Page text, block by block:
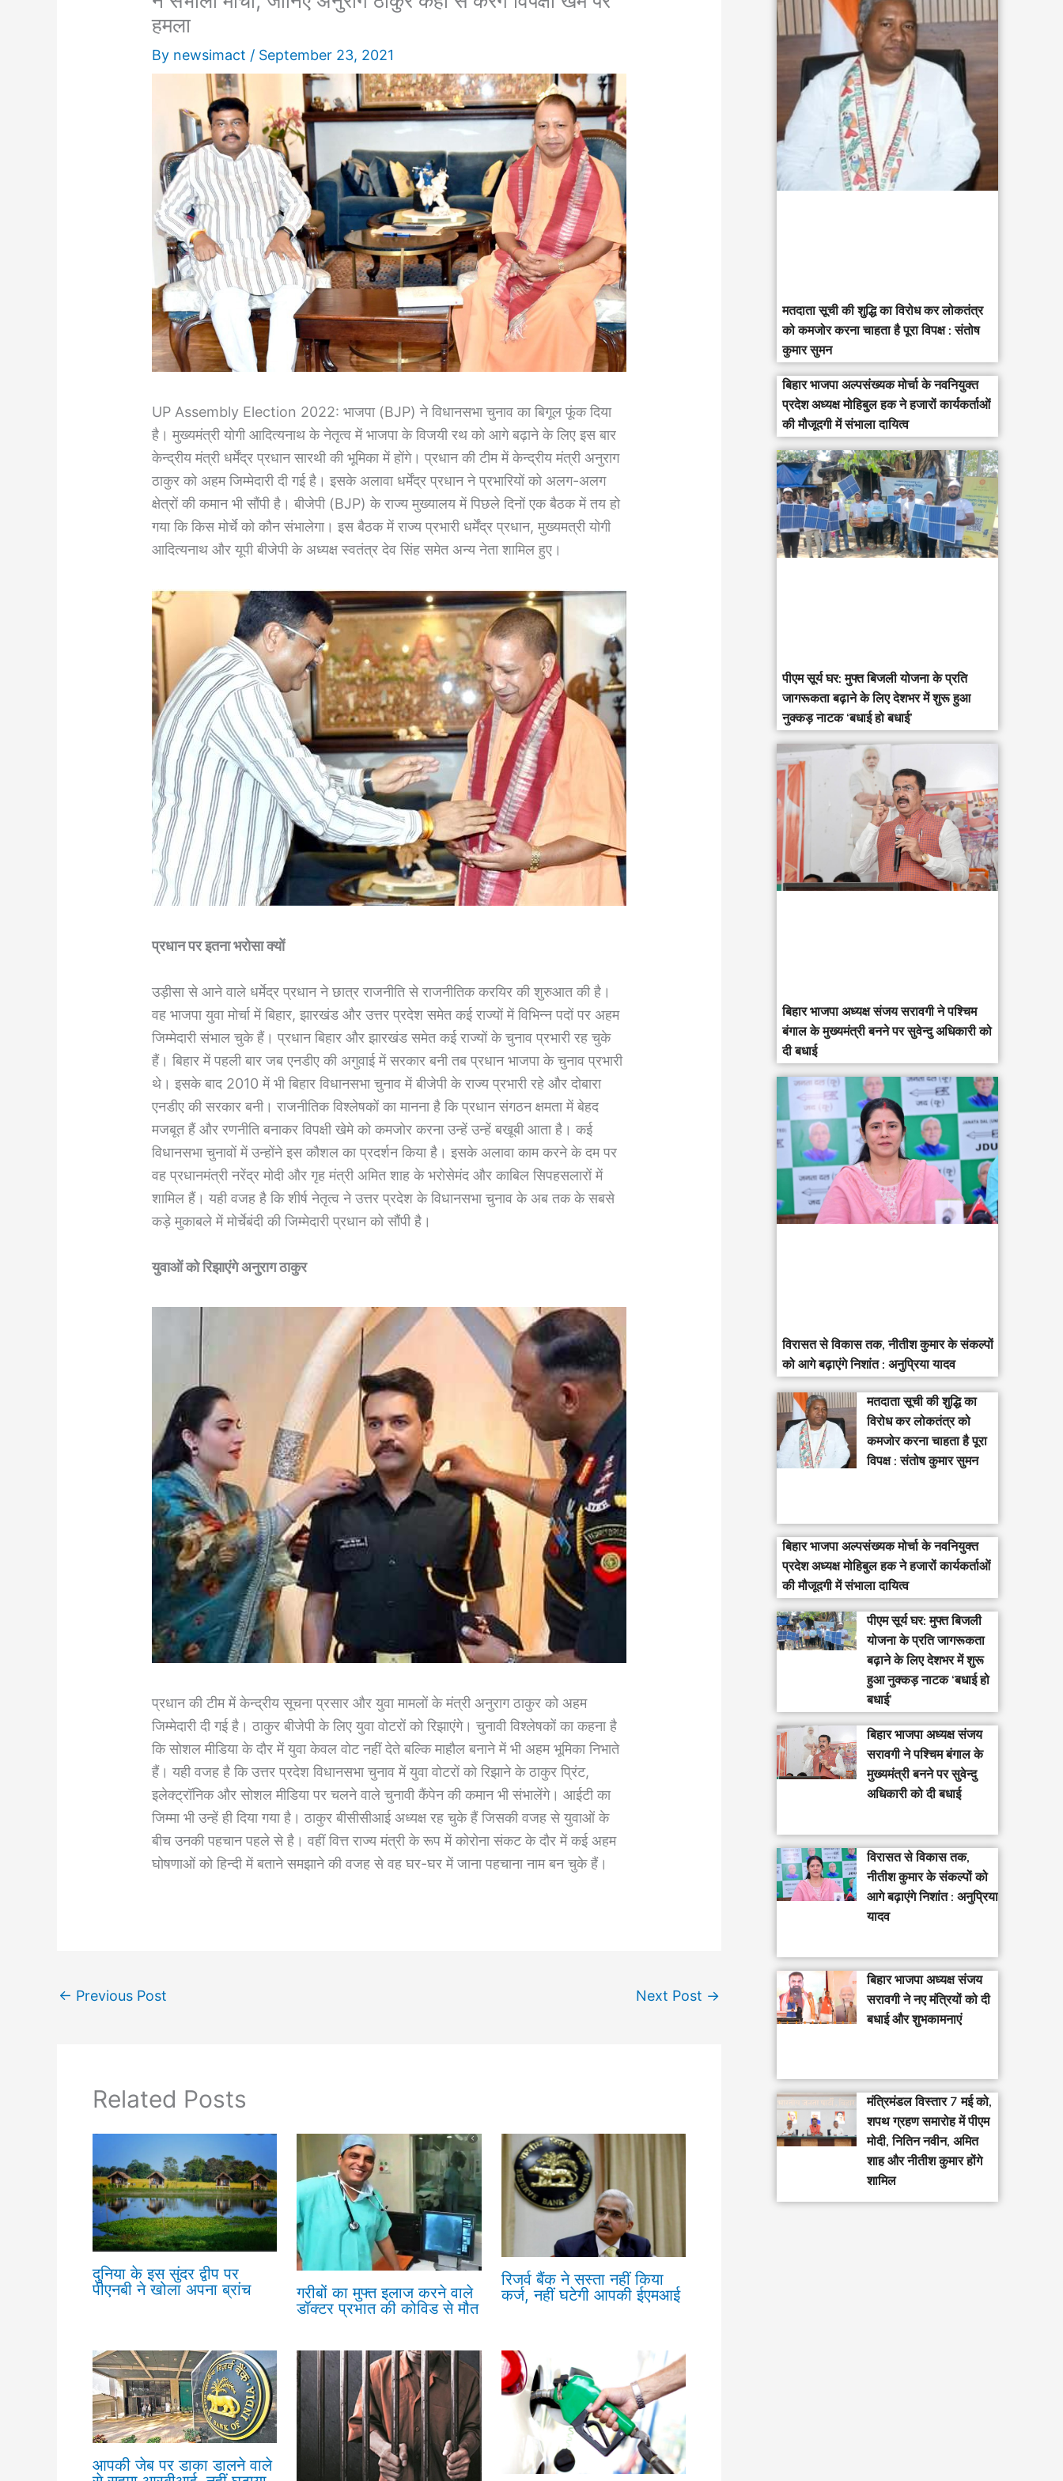
हमला
By newsimact / September 23, 2021
UP Assembly Election 2022: भाजपा (BJP) ने विधानसभा चुनाव का बिगूल फूंक दिया
है। मुख्यमंत्री योगी आदित्यनाथ के नेतृत्व में भाजपा के विजयी रथ को आगे बढ़ाने के लिए इस बार
केन्द्रीय मंत्री धर्मेंद्र प्रधान सारथी की भूमिका में होंगे। प्रधान की टीम में केन्द्रीय मंत्री अनुराग
ठाकुर को अहम जिम्मेदारी दी गई है। इसके अलावा धर्मेंद्र प्रधान ने प्रभारियों को अलग-अलग
क्षेत्रों की कमान भी सौंपी है। बीजेपी (BJP) के राज्य मुख्यालय में पिछले दिनों एक बैठक में तय हो
गया कि किस मोर्चे को कौन संभालेगा। इस बैठक में राज्य प्रभारी धर्मेंद्र प्रधान, मुख्यमत्री योगी
आदित्यनाथ और यूपी बीजेपी के अध्यक्ष स्वतंत्र देव सिंह समेत अन्य नेता शामिल हुए।
प्रधान पर इतना भरोसा क्यों
उड़ीसा से आने वाले धर्मेद्र प्रधान ने छात्र राजनीति से राजनीतिक करयिर की शुरुआत की है।
वह भाजपा युवा मोर्चा में बिहार, झारखंड और उत्तर प्रदेश समेत कई राज्यों में विभिन्न पदों पर अहम
जिम्मेदारी संभाल चुके हैं। प्रधान बिहार और झारखंड समेत कई राज्यों के चुनाव प्रभारी रह चुके
हैं। बिहार में पहली बार जब एनडीए की अगुवाई में सरकार बनी तब प्रधान भाजपा के चुनाव प्रभारी
थे। इसके बाद 2010 में भी बिहार विधानसभा चुनाव में बीजेपी के राज्य प्रभारी रहे और दोबारा
एनडीए की सरकार बनी। राजनीतिक विश्लेषकों का मानना है कि प्रधान संगठन क्षमता में बेहद
मजबूत हैं और रणनीति बनाकर विपक्षी खेमे को कमजोर करना उन्हें उन्हें बखूबी आता है। कई
विधानसभा चुनावों में उन्होंने इस कौशल का प्रदर्शन किया है। इसके अलावा काम करने के दम पर
वह प्रधानमंत्री नरेंद्र मोदी और गृह मंत्री अमित शाह के भरोसेमंद और काबिल सिपहसलारों में
शामिल हैं। यही वजह है कि शीर्ष नेतृत्व ने उत्तर प्रदेश के विधानसभा चुनाव के अब तक के सबसे
कड़े मुकाबले में मोर्चेबंदी की जिम्मेदारी प्रधान को सौंपी है।
युवाओं को रिझाएंगे अनुराग ठाकुर
प्रधान की टीम में केन्द्रीय सूचना प्रसार और युवा मामलों के मंत्री अनुराग ठाकुर को अहम
जिम्मेदारी दी गई है। ठाकुर बीजेपी के लिए युवा वोटरों को रिझाएंगे। चुनावी विश्लेषकों का कहना है
कि सोशल मीडिया के दौर में युवा केवल वोट नहीं देते बल्कि माहौल बनाने में भी अहम भूमिका निभाते
हैं। यही वजह है कि उत्तर प्रदेश विधानसभा चुनाव में युवा वोटरों को रिझाने के ठाकुर प्रिंट,
इलेक्ट्रॉनिक और सोशल मीडिया पर चलने वाले चुनावी कैंपेन की कमान भी संभालेंगे। आईटी का
जिम्मा भी उन्हें ही दिया गया है। ठाकुर बीसीसीआई अध्यक्ष रह चुके हैं जिसकी वजह से युवाओं के
बीच उनकी पहचान पहले से है। वहीं वित्त राज्य मंत्री के रूप में कोरोना संकट के दौर में कई अहम
घोषणाओं को हिन्दी में बताने समझाने की वजह से वह घर-घर में जाना पहचाना नाम बन चुके हैं।
← Previous Post Next Post →
Related Posts
दुनिया के इस सुंदर द्वीप पर
पीएनबी ने खोला अपना ब्रांच
गरीबों का मुफ्त इलाज करने वाले
डॉक्टर प्रभात की कोविड से मौत
रिजर्व बैंक ने सस्ता नहीं किया
कर्ज, नहीं घटेगी आपकी ईएमआई
आपकी जेब पर डाका डालने वाले
मतदाता सूची की शुद्धि का विरोध कर लोकतंत्र
को कमजोर करना चाहता है पूरा विपक्ष : संतोष
कुमार सुमन
बिहार भाजपा अल्पसंख्यक मोर्चा के नवनियुक्त
प्रदेश अध्यक्ष मोहिबुल हक ने हजारों कार्यकर्ताओं
की मौजूदगी में संभाला दायित्व
पीएम सूर्य घर: मुफ्त बिजली योजना के प्रति
जागरूकता बढ़ाने के लिए देशभर में शुरू हुआ
नुक्कड़ नाटक ‘बधाई हो बधाई’
‎बिहार भाजपा अध्यक्ष संजय सरावगी ने पश्चिम
बंगाल के मुख्यमंत्री बनने पर सुवेन्दु अधिकारी को
दी बधाई
विरासत से विकास तक, नीतीश कुमार के संकल्पों
को आगे बढ़ाएंगे निशांत : अनुप्रिया यादव
मतदाता सूची की शुद्धि का
विरोध कर लोकतंत्र को
कमजोर करना चाहता है पूरा
विपक्ष : संतोष कुमार सुमन
बिहार भाजपा अल्पसंख्यक मोर्चा के नवनियुक्त
प्रदेश अध्यक्ष मोहिबुल हक ने हजारों कार्यकर्ताओं
की मौजूदगी में संभाला दायित्व
पीएम सूर्य घर: मुफ्त बिजली
योजना के प्रति जागरूकता
बढ़ाने के लिए देशभर में शुरू
हुआ नुक्कड़ नाटक ‘बधाई हो
बधाई’
‎बिहार भाजपा अध्यक्ष संजय
सरावगी ने पश्चिम बंगाल के
मुख्यमंत्री बनने पर सुवेन्दु
अधिकारी को दी बधाई
विरासत से विकास तक,
नीतीश कुमार के संकल्पों को
आगे बढ़ाएंगे निशांत : अनुप्रिया
यादव
बिहार भाजपा अध्यक्ष संजय
सरावगी ने नए मंत्रियों को दी
बधाई और शुभकामनाएं
मंत्रिमंडल विस्तार 7 मई को,
शपथ ग्रहण समारोह में पीएम
मोदी, नितिन नवीन, अमित
शाह और नीतीश कुमार होंगे
शामिल